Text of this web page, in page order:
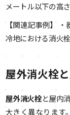
メートル以下の高
【関連記事例】 ・
冷地における消火
屋外消火栓
屋外消火栓と屋内
大きく異なります